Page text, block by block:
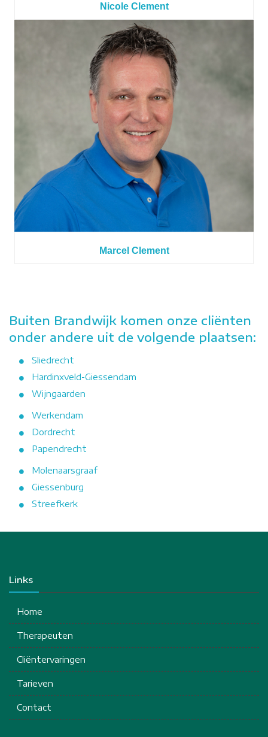
Nicole Clement
Marcel Clement
Buiten Brandwijk komen onze cliënten
onder andere uit de volgende plaatsen:
Sliedrecht
Hardinxveld-Giessendam
Wijngaarden
Werkendam
Dordrecht
Papendrecht
Molenaarsgraaf
Giessenburg
Streefkerk
Links
Home
Therapeuten
Cliëntervaringen
Tarieven
Contact